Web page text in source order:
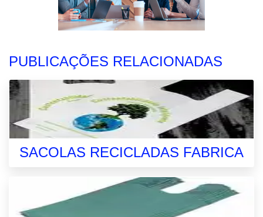
PUBLICAÇÕES RELACIONADAS
SACOLAS RECICLADAS FABRICA